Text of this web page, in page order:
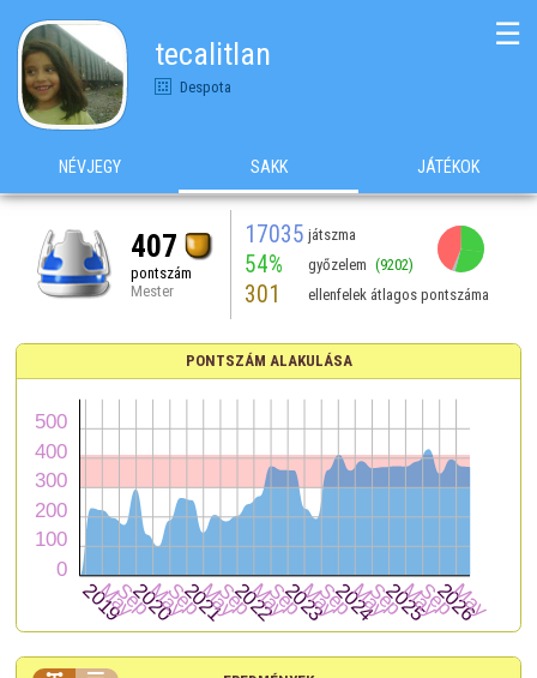
tecalitlan
Despota
☰
NÉVJEGY SAKK JÁTÉKOK
407
pontszám
Mester
17035 játszma
54% győzelem (9202)
301 ellenfelek átlagos pontszáma
PONTSZÁM ALAKULÁSA